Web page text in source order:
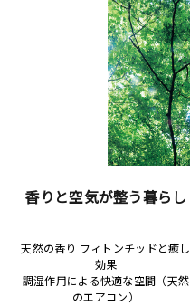
香りと空気が整う暮らし
天然の香り フィトンチッドと癒し
効果
調湿作用による快適な空間（天然
のエアコン）